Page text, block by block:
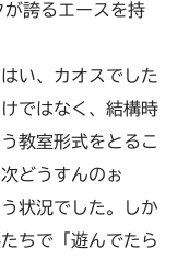
誇るエースを持
い、カオスでした
ではなく、結構時
教室形式をとるこ
どうすんのぉ
状況でした。しか
ちで「遊んでたら